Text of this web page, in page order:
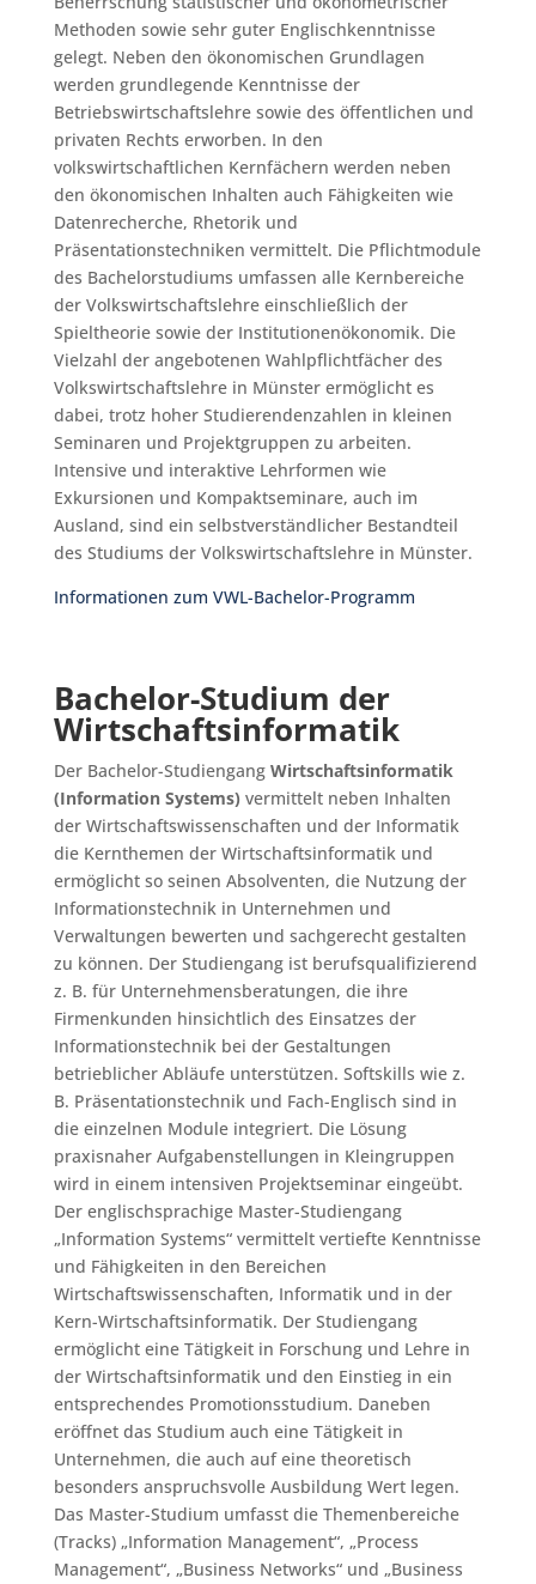
Methoden sowie sehr guter Englischkenntnisse
gelegt. Neben den ökonomischen Grundlagen
werden grundlegende Kenntnisse der
Betriebswirtschaftslehre sowie des öffentlichen und
privaten Rechts erworben. In den
volkswirtschaftlichen Kernfächern werden neben
den ökonomischen Inhalten auch Fähigkeiten wie
Datenrecherche, Rhetorik und
Präsentationstechniken vermittelt. Die Pflichtmodule
des Bachelorstudiums umfassen alle Kernbereiche
der Volkswirtschaftslehre einschließlich der
Spieltheorie sowie der Institutionenökonomik. Die
Vielzahl der angebotenen Wahlpflichtfächer des
Volkswirtschaftslehre in Münster ermöglicht es
dabei, trotz hoher Studierendenzahlen in kleinen
Seminaren und Projektgruppen zu arbeiten.
Intensive und interaktive Lehrformen wie
Exkursionen und Kompaktseminare, auch im
Ausland, sind ein selbstverständlicher Bestandteil
des Studiums der Volkswirtschaftslehre in Münster.
Informationen zum VWL-Bachelor-Programm
Bachelor-Studium der
Wirtschaftsinformatik
Der Bachelor-Studiengang Wirtschaftsinformatik
(Information Systems) vermittelt neben Inhalten
der Wirtschaftswissenschaften und der Informatik
die Kernthemen der Wirtschaftsinformatik und
ermöglicht so seinen Absolventen, die Nutzung der
Informationstechnik in Unternehmen und
Verwaltungen bewerten und sachgerecht gestalten
zu können. Der Studiengang ist berufsqualifizierend
z. B. für Unternehmensberatungen, die ihre
Firmenkunden hinsichtlich des Einsatzes der
Informationstechnik bei der Gestaltungen
betrieblicher Abläufe unterstützen. Softskills wie z.
B. Präsentationstechnik und Fach-Englisch sind in
die einzelnen Module integriert. Die Lösung
praxisnaher Aufgabenstellungen in Kleingruppen
wird in einem intensiven Projektseminar eingeübt.
Der englischsprachige Master-Studiengang
„Information Systems“ vermittelt vertiefte Kenntnisse
und Fähigkeiten in den Bereichen
Wirtschaftswissenschaften, Informatik und in der
Kern-Wirtschaftsinformatik. Der Studiengang
ermöglicht eine Tätigkeit in Forschung und Lehre in
der Wirtschaftsinformatik und den Einstieg in ein
entsprechendes Promotionsstudium. Daneben
eröffnet das Studium auch eine Tätigkeit in
Unternehmen, die auch auf eine theoretisch
besonders anspruchsvolle Ausbildung Wert legen.
Das Master-Studium umfasst die Themenbereiche
(Tracks) „Information Management“, „Process
Management“, „Business Networks“ und „Business